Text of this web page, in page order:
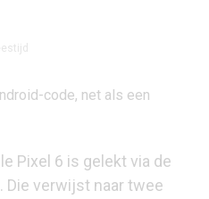
Pixel 6 is gelekt via de
Die verwijst naar twee